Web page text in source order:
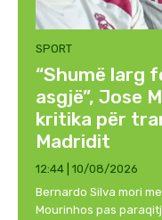
SPORT
“Shumë larg
asgjë”, Jose
kritika për
Madridit
12:44 | 10/08/2026
Bernardo Silva mori
Mourinhos pas